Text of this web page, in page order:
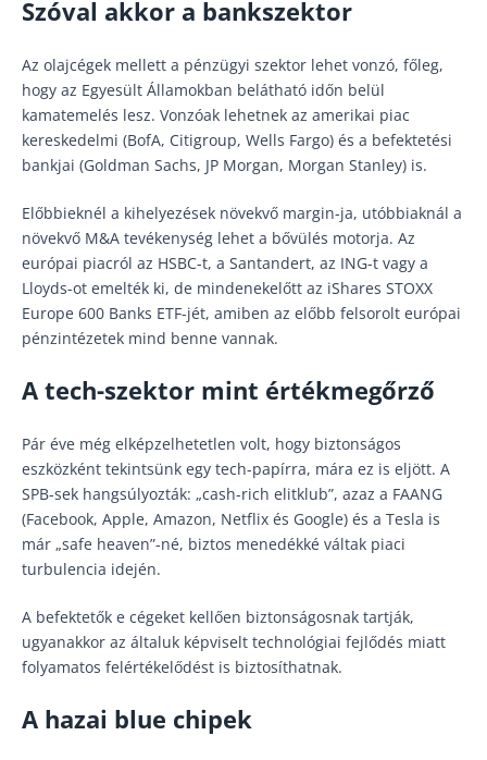
Szóval akkor a bankszektor
Az olajcégek mellett a pénzügyi szektor lehet vonzó, főleg,
hogy az Egyesült Államokban belátható időn belül
kamatemelés lesz. Vonzóak lehetnek az amerikai piac
kereskedelmi (BofA, Citigroup, Wells Fargo) és a befektetési
bankjai (Goldman Sachs, JP Morgan, Morgan Stanley) is.
Előbbieknél a kihelyezések növekvő margin-ja, utóbbiaknál a
növekvő M&A tevékenység lehet a bővülés motorja. Az
európai piacról az HSBC-t, a Santandert, az ING-t vagy a
Lloyds-ot emelték ki, de mindenekelőtt az iShares STOXX
Europe 600 Banks ETF-jét, amiben az előbb felsorolt európai
pénzintézetek mind benne vannak.
A tech-szektor mint értékmegőrző
Pár éve még elképzelhetetlen volt, hogy biztonságos
eszközként tekintsünk egy tech-papírra, mára ez is eljött. A
SPB-sek hangsúlyozták: „cash-rich elitklub”, azaz a FAANG
(Facebook, Apple, Amazon, Netflix és Google) és a Tesla is
már „safe heaven”-né, biztos menedékké váltak piaci
turbulencia idején.
A befektetők e cégeket kellően biztonságosnak tartják,
ugyanakkor az általuk képviselt technológiai fejlődés miatt
folyamatos felértékelődést is biztosíthatnak.
A hazai blue chipek